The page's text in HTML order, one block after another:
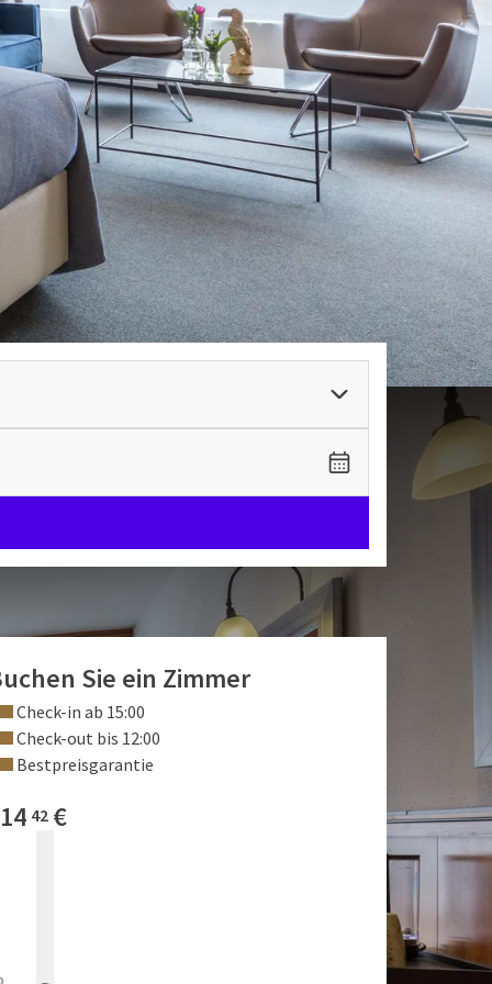
Sie ein Zimmer
Check-in ab 15:00
Check-out bis 12:00
Bestpreisgarantie
42 €